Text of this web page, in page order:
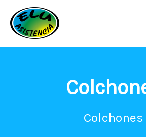
Colchones